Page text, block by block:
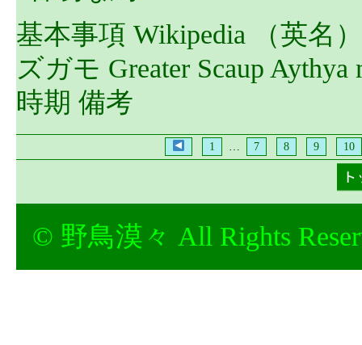
基本事項 Wikipedia （英名
ズガモ Greater Scaup
時期 備考
1 7 8 9 10
© 野鳥漠々 All Rights